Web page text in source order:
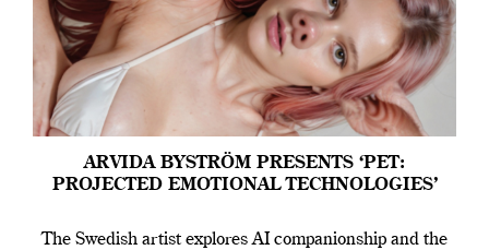
ARVIDA BYSTRÖM PRESENTS ‘PET:
PROJECTED EMOTIONAL TECHNOLOGIES’
The Swedish artist explores AI companionship and the